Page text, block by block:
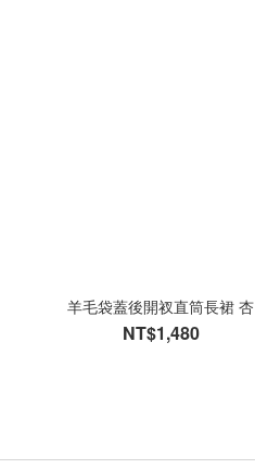
羊毛袋蓋後開衩直筒長裙 杏
NT$1,480